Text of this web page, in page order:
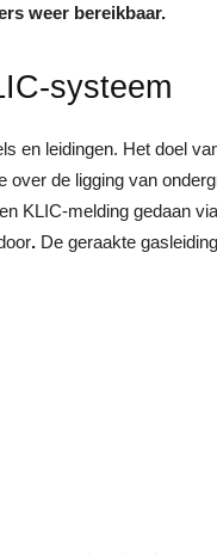
weer bereikbaar.
systeem
en leidingen. Het doel
de ligging van
KLIC-melding gedaan
. De geraakte